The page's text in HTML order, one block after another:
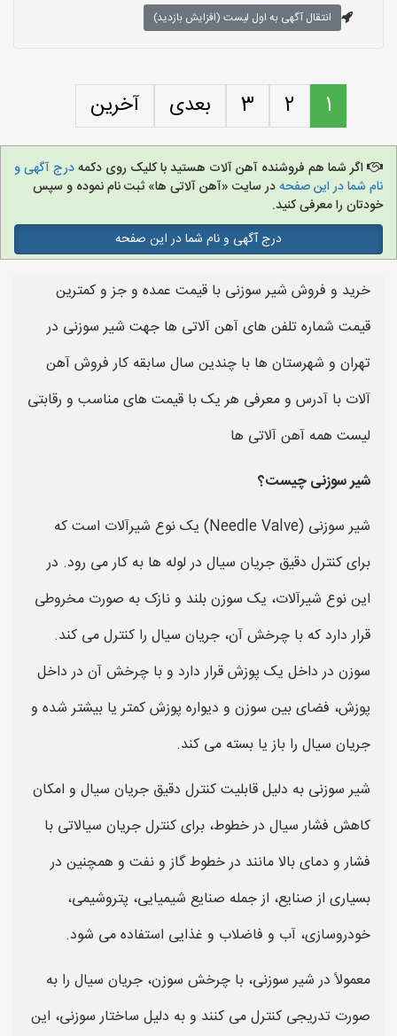
انتقال آگهی به اول لیست (افزایش بازدید)
1
2
3 بعدی آخرین
اگر شما هم فروشنده آهن آلات هستید با کلیک روی دکمهدرج آگهی و
نام شما در این صفحهدر سایت «آهن آلاتی ها» ثبت نام نموده و سپس
خودتان را معرفی کنید.
درج آگهی و نام شما در این صفحه
خرید و فروش شیر سوزنی با قیمت عمده و جز و کمترین
قیمت شماره تلفن های آهن آلاتی ها جهت شیر سوزنی در
تهران و شهرستان ها با چندین سال سابقه کار فروش آهن
آلات با آدرس و معرفی هر یک با قیمت های مناسب و رقابتی
لیست همه آهن آلاتی ها
شیر سوزنی چیست؟
شیر سوزنی (Needle Valve) یک نوع شیرآلات است که
برای کنترل دقیق جریان سیال در لوله ها به کار می رود. در
این نوع شیرآلات، یک سوزن بلند و نازک به صورت مخروطی
قرار دارد که با چرخش آن، جریان سیال را کنترل می کند.
سوزن در داخل یک پوزش قرار دارد و با چرخش آن در داخل
پوزش، فضای بین سوزن و دیواره پوزش کمتر یا بیشتر شده و
جریان سیال را باز یا بسته می کند.
شیر سوزنی به دلیل قابلیت کنترل دقیق جریان سیال و امکان
کاهش فشار سیال در خطوط، برای کنترل جریان سیالاتی با
فشار و دمای بالا مانند در خطوط گاز و نفت و همچنین در
بسیاری از صنایع، از جمله صنایع شیمیایی، پتروشیمی،
خودروسازی، آب و فاضلاب و غذایی استفاده می شود.
معمولاً در شیر سوزنی، با چرخش سوزن، جریان سیال را به
صورت تدریجی کنترل می کنند و به دلیل ساختار سوزنی، این